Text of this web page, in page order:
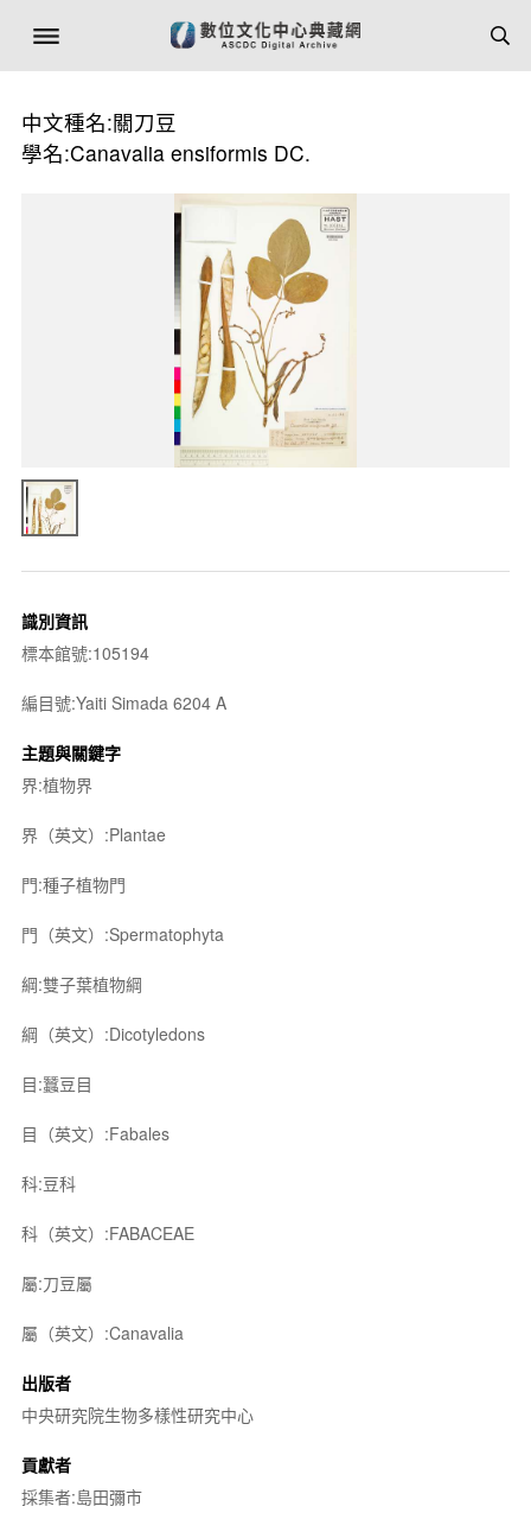
中文種名:關刀豆
學名:Canavalia ensiformis DC.
識別資訊
標本館號:105194
編目號:Yaiti Simada 6204 A
主題與關鍵字
界:植物界
界（英文）:Plantae
門:種子植物門
門（英文）:Spermatophyta
綱:雙子葉植物綱
綱（英文）:Dicotyledons
目:蠶豆目
目（英文）:Fabales
科:豆科
科（英文）:FABACEAE
屬:刀豆屬
屬（英文）:Canavalia
出版者
中央研究院生物多樣性研究中心
貢獻者
採集者:島田彌市